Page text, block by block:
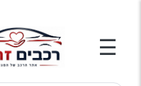
☰